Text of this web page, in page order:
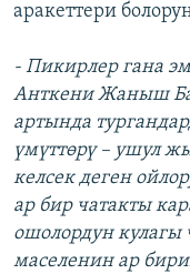
аракеттери
- Пикирлер гана
Анткени Жаныш
артында
үмүттөрү – ушул
келсек деген
ар бир чатакты
ошолордун кулагы
маселенин ар